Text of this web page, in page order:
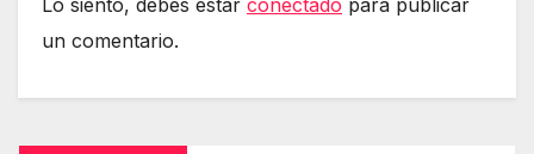
un comentario.